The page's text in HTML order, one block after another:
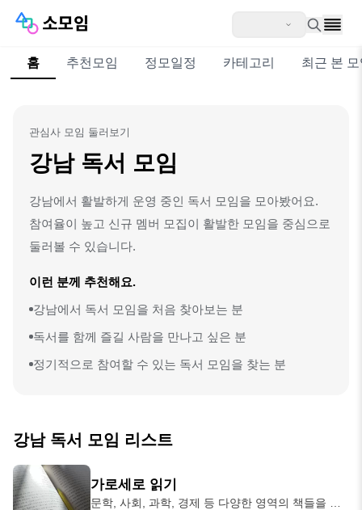
홈 추천모임 정모일정 카테고리 최근 본
관심사 모임 둘러보기
강남 독서 모임
강남에서 활발하게 운영 중인 독서 모임을 모아봤어요.
참여율이 높고 신규 멤버 모집이 활발한 모임을 중심으로
둘러볼 수 있습니다.
이런 분께 추천해요.
강남에서 독서 모임을 처음 찾아보는 분
독서를 함께 즐길 사람을 만나고 싶은 분
정기적으로 참여할 수 있는 독서 모임을 찾는 분
강남 독서 모임 리스트
가로세로 읽기
문학, 사회, 과학, 경제 등 다양한 영역의 책들을 읽